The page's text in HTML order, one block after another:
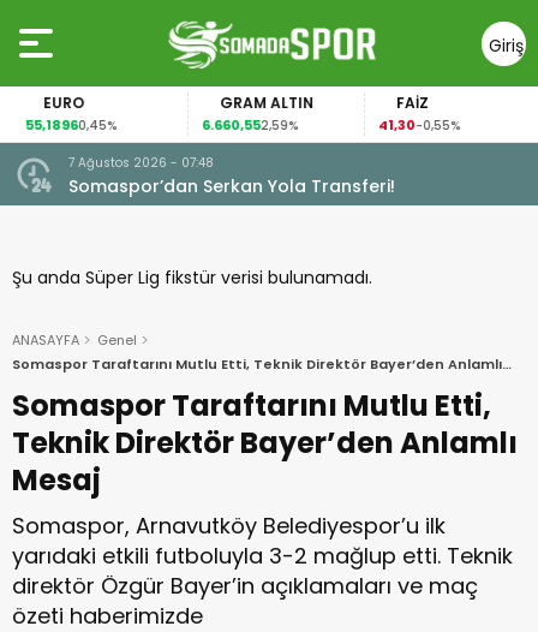
Giriş
Yap
EURO
55,18960,45%
GRAM ALTIN
6.660,552,59%
FAİZ
41,30-0,55%
7 Ağustos 2026 - 07:48
Somaspor’dan Serkan Yola Transferi!
Şu anda Süper Lig fikstür verisi bulunamadı.
ANASAYFA
Genel
Somaspor Taraftarını Mutlu Etti, Teknik Direktör Bayer’den Anlamlı
Somaspor Taraftarını Mutlu Etti,
Teknik Direktör Bayer’den Anlamlı
Mesaj
Somaspor, Arnavutköy Belediyespor’u ilk
yarıdaki etkili futboluyla 3-2 mağlup etti. Teknik
direktör Özgür Bayer’in açıklamaları ve maç
özeti haberimizde